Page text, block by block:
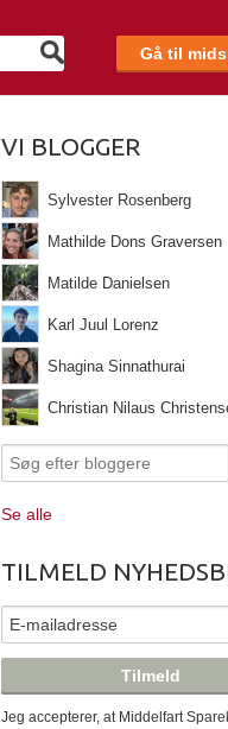
Gå til
VI BLOGGER
Sylvester Rosenberg
Mathilde Dons Graversen
Matilde Danielsen
Karl Juul Lorenz
Shagina Sinnathurai
Christian Nilaus
Se alle
TILMELD
Jeg accepterer, at Middelfart